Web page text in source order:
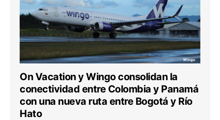
On Vacation y Wingo consolidan la
conectividad entre Colombia y Panamá
con una nueva ruta entre Bogotá y Río
Hato